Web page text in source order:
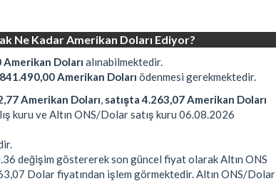
Ne Kadar Amerikan Doları Ediyor?
Doları alınabilmektedir.
Amerikan Doları ödenmesi gerekmektedir.
Amerikan Doları satışta 4.263,07 Amerikan Doları
kuru ve Altın ONS/Dolar satış kuru 06.08.2026
değişim göstererek son güncel fiyat olarak Altın ONS
Dolar fiyatından işlem görmektedir. Altın ONS/Dolar